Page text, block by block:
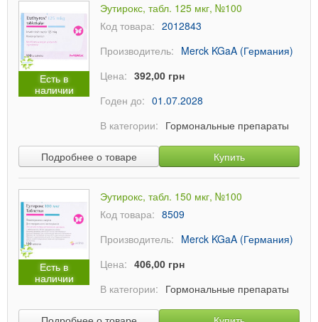
Есть в
наличии
Эутирокс, табл. 125 мкг, №100
Код товара: 2012843
Производитель: Merck KGaA (Германия)
Цена: 392,00 грн
Годен до: 01.07.2028
В категории: Гормональные препараты
Подробнее о товаре Купить
Есть в
наличии
Эутирокс, табл. 150 мкг, №100
Код товара: 8509
Производитель: Merck KGaA (Германия)
Цена: 406,00 грн
В категории: Гормональные препараты